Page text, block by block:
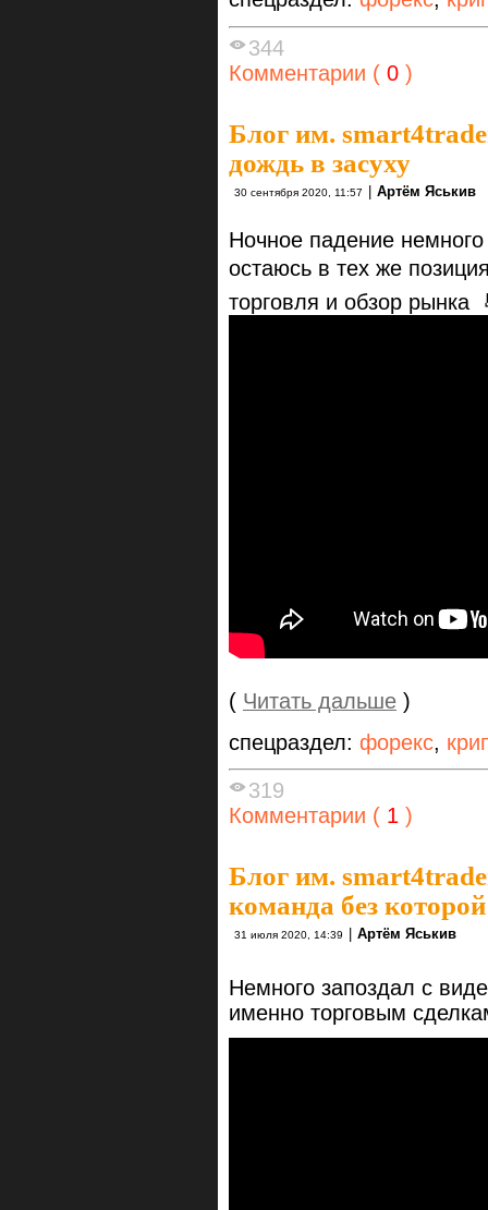
344
Комментарии ( 0 )
Блог им.
дождь в засуху
30 сентября 2020, 11:57 | Артём Яськив
Ночное падение
остаюсь в тех же
торговля и обзор рынка
( Читать дальше )
спецраздел: форекс,
319
Комментарии ( 1 )
Блог им.
команда без
31 июля 2020, 14:39 Артём Яськив
Немного запоздал с
именно торговым